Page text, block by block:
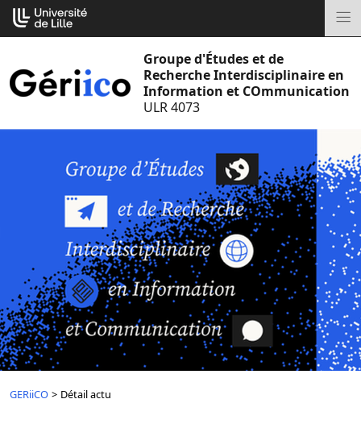
Aller
au
Groupe d'Études et de
Recherche Interdisciplinaire en
Information et COmmunication
ULR 4073
GERiiCO > Détail actu
Cookies management panel